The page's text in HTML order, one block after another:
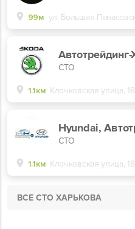
99м ул. Большая
СТО
1.1км Клочковская улица,
Hyundai,
СТО
1.1км Клочковская улица,
ВСЕ СТО ХАРЬКОВА